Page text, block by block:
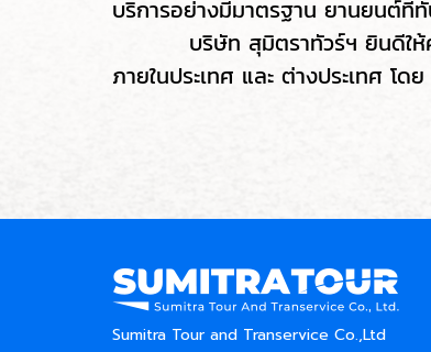
บริการอย่างมีมาตรฐาน ยานยนต์ที่
บริษัท สุมิตราทัวร์ฯ ยินดีให้คำ
ภายในประเทศ และ ต่างประเทศ โดย
Sumitra Tour and Transervice Co.,Ltd